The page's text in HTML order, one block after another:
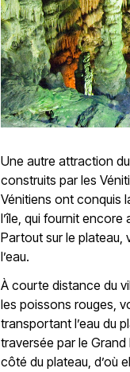
Une autre attraction
construits par les
Vénitiens ont conquis
l’île, qui fournit encore
Partout sur le plateau,
l’eau.
À courte distance du
les poissons rouges,
transportant l’eau du
traversée par le Grand
côté du plateau, d’où